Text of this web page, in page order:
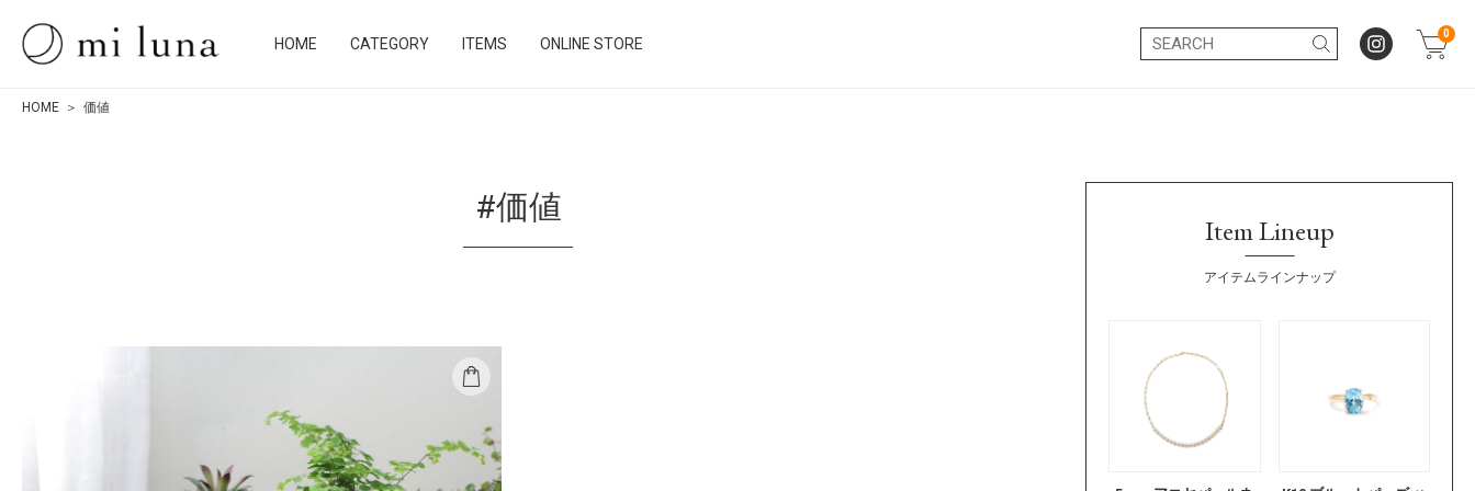
HOME CATEGORY ITEMS ONLINE STORE
0
HOME 価値
#価値
Item Lineup
アイテムラインナップ